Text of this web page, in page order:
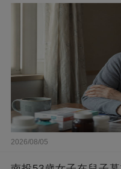
2026/08/05